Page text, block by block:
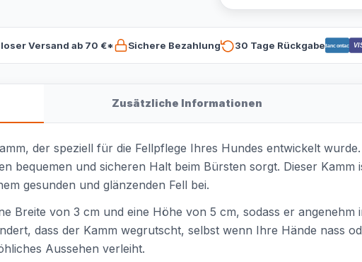
Versand ab 70 €* Sichere Bezahlung 30 Tage RückgabeBancontact
Zusätzliche Informationen
der speziell für die Fellpflege Ihres Hundes entwickelt
bequemen und sicheren Halt beim Bürsten sorgt. Dieser
gesunden und glänzenden Fell bei.
Breite von 3 cm und eine Höhe von 5 cm, sodass er
dass der Kamm wegrutscht, selbst wenn Ihre Hände nass
Aussehen verleiht.